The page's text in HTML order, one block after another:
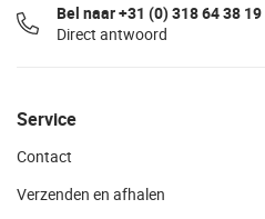
Bel naar +31 (0) 318 64 38 19
Direct antwoord
Service
Contact
Verzenden en afhalen